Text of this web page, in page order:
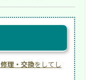
修理・交換をしてし